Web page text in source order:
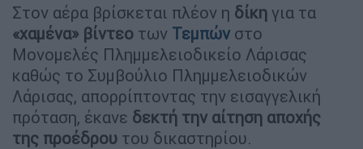
Στον αέρα βρίσκεται πλέον η δίκη για τα
«χαμένα» βίντεο των Τεμπών στο
Μονομελές Πλημμελειοδικείο Λάρισας
καθώς το Συμβούλιο Πλημμελειοδικών
Λάρισας, απορρίπτοντας την εισαγγελική
πρόταση, έκανε δεκτή την αίτηση αποχής
της προέδρου του δικαστηρίου.